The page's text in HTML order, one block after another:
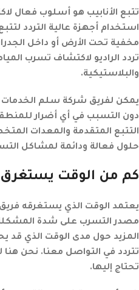
تتبع الأنابيب هو أسلوب فعال
استخدام أجهزة عالية التردد
مخفية تحت الأرض أو داخل
تردد الراديو لاكتشاف تسرب
والبلاستيكية.
يمكن لفريق شركة سلم الخدمات
دون التسبب في أي أضرار
التتبع المتقدمة والمعدات
حلول فعالة ودائمة لمشاكل
كم من الوقت يستغرق
يعتمد الوقت الذي يستغرقه
مصدر التسرب على شدة
المزيد حول مدى الوقت الذي قد
تتردد في التواصل معنا. نحن هنا
تحتاج إليها.